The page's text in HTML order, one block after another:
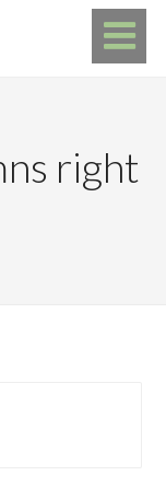
right